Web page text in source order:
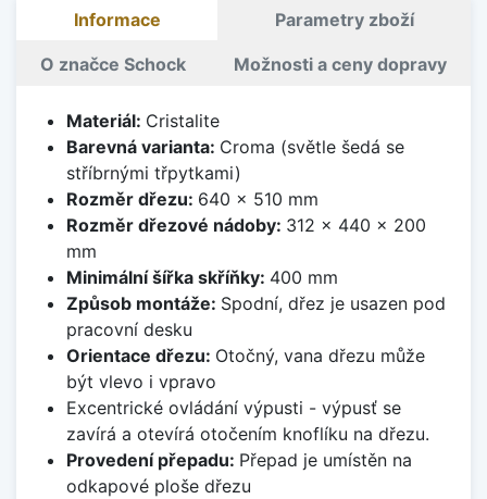
Informace Parametry zboží
O značce Schock Možnosti a ceny dopravy
Materiál: Cristalite
Barevná varianta: Croma (světle šedá se
stříbrnými třpytkami)
Rozměr dřezu: 640 x 510 mm
Rozměr dřezové nádoby: 312 x 440 x 200
mm
Minimální šířka skříňky: 400 mm
Způsob montáže: Spodní, dřez je usazen pod
pracovní desku
Orientace dřezu: Otočný, vana dřezu může
být vlevo i vpravo
Excentrické ovládání výpusti - výpusť se
zavírá a otevírá otočením knoflíku na dřezu.
Provedení přepadu: Přepad je umístěn na
odkapové ploše dřezu